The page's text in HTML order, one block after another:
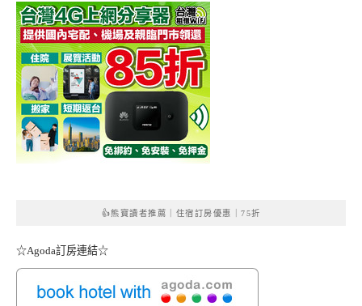
👍熊寶讀者推薦｜住宿訂房優惠｜75折
☆Agoda訂房連結☆